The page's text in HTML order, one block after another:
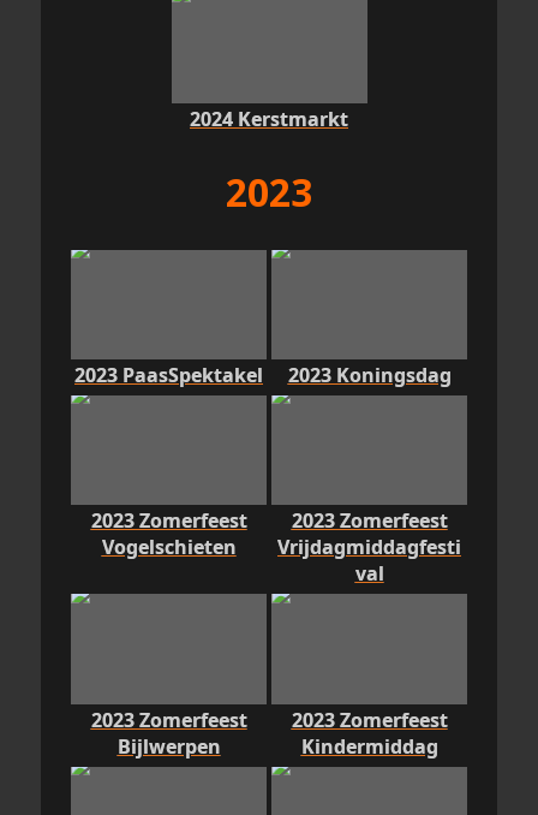
2024 Kerstmarkt
2023
2023 PaasSpektakel 2023 Koningsdag
2023 Zomerfeest
Vogelschieten
2023 Zomerfeest
Vrijdagmiddagfesti
val
2023 Zomerfeest
Bijlwerpen
2023 Zomerfeest
Kindermiddag